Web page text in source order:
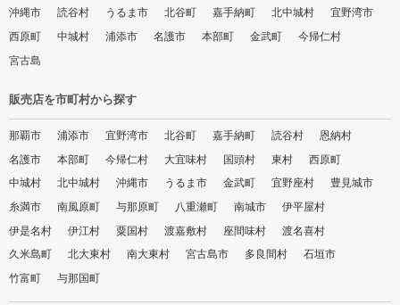
沖縄市
読谷村 うるま市 北谷町 嘉手納町 北中城村
宜野湾市
西原町
中城村 浦添市 名護市 本部町 金武町
今帰仁村
宮古島
販売店を市町村から探す
那覇市 浦添市 宜野湾市 北谷町 嘉手納町 読谷村
恩納村
名護市
本部町 今帰仁村 大宜味村 国頭村 東村
西原町
中城村
北中城村 沖縄市 うるま市 金武町 宜野座村
豊見城市
糸満市
南風原町 与那原町 八重瀬町 南城市
伊平屋村
伊是名村
伊江村 粟国村 渡嘉敷村 座間味村
渡名喜村
久米島町
北大東村 南大東村 宮古島市 多良間村
石垣市
竹富町
与那国町